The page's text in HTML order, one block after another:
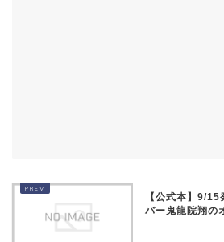
【公式本】9/
バー鬼龍院翔の